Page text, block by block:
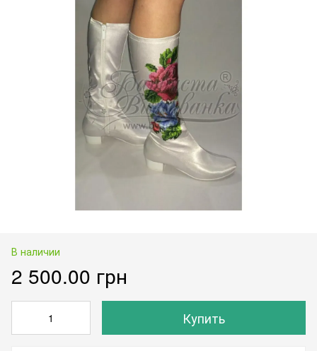
В наличии
2 500.00 грн
Купить